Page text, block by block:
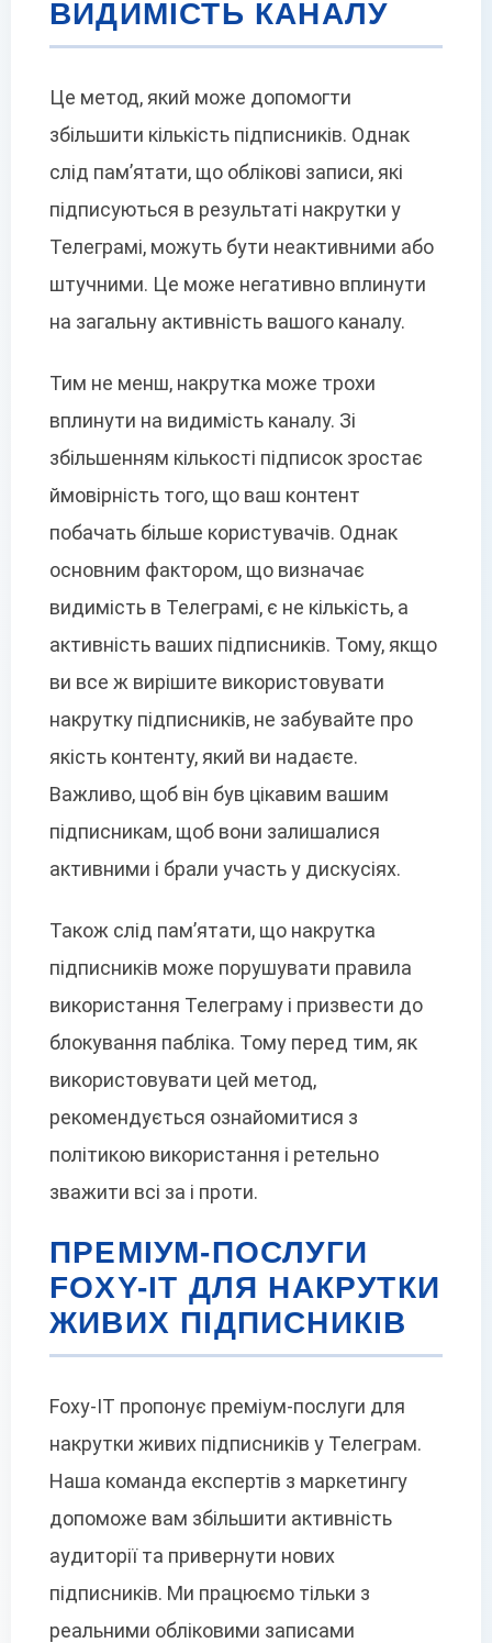
ВИДИМІСТЬ КАНАЛУ
Це метод, який може допомогти
збільшити кількість підписників. Однак
слід пам’ятати, що облікові записи, які
підписуються в результаті накрутки у
Телеграмі, можуть бути неактивними або
штучними. Це може негативно вплинути
на загальну активність вашого каналу.
Тим не менш, накрутка може трохи
вплинути на видимість каналу. Зі
збільшенням кількості підписок зростає
ймовірність того, що ваш контент
побачать більше користувачів. Однак
основним фактором, що визначає
видимість в Телеграмі, є не кількість, а
активність ваших підписників. Тому, якщо
ви все ж вирішите використовувати
накрутку підписників, не забувайте про
якість контенту, який ви надаєте.
Важливо, щоб він був цікавим вашим
підписникам, щоб вони залишалися
активними і брали участь у дискусіях.
Також слід пам’ятати, що накрутка
підписників може порушувати правила
використання Телеграму і призвести до
блокування пабліка. Тому перед тим, як
використовувати цей метод,
рекомендується ознайомитися з
політикою використання і ретельно
зважити всі за і проти.
ПРЕМІУМ-ПОСЛУГИ
FOXY-IT ДЛЯ НАКРУТКИ
ЖИВИХ ПІДПИСНИКІВ
Foxy-IT пропонує преміум-послуги для
накрутки живих підписників у Телеграм.
Наша команда експертів з маркетингу
допоможе вам збільшити активність
аудиторії та привернути нових
підписників. Ми працюємо тільки з
реальними обліковими записами